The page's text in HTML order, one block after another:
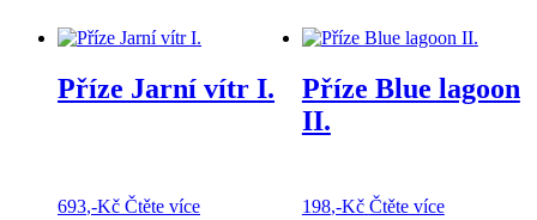
Příze Jarní vítr I.
693,-Kč Čtěte více
Příze Blue lagoon
II.
198,-Kč Čtěte více